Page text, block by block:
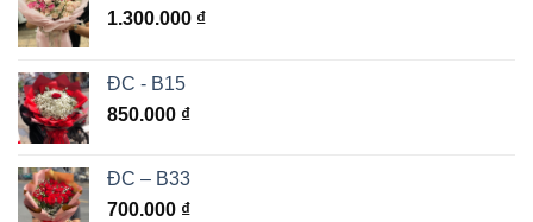
1.300.000 ₫
ĐC - B15
850.000 ₫
ĐC – B33
700.000 ₫